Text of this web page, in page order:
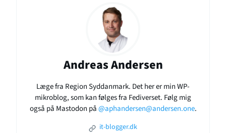
Andreas Andersen
Læge fra Region Syddanmark. Det her er min WP-
mikroblog, som kan følges fra Fediverset. Følg mig
også på Mastodon på@aphandersen@andersen.one.
it-blogger.dk